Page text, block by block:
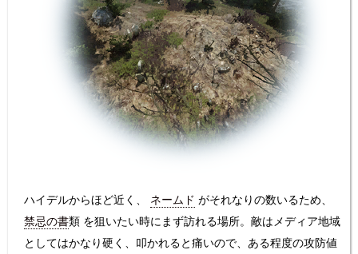
ハイデルからほど近く、 ネームド がそれなりの数いるため、
禁忌の書類 を狙いたい時にまず訪れる場所。敵はメディア地域
としてはかなり硬く、叩かれると痛いので、ある程度の攻防値